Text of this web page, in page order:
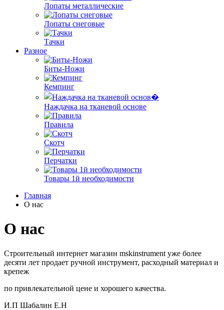
Лопаты металлические
Лопаты снеговые
Тачки
Разное
Биты-Ножи
Кемпинг
Наждачка на тканевой основе
Правила
Скотч
Перчатки
Товары 1й необходимости
Главная
О нас
О нас
Строительный интернет магазин mskinstrument уже более
десяти лет продает ручной инструмент, расходный материал и
крепеж
по привлекательной цене и хорошего качества.
И.П Шабалин Е.Н